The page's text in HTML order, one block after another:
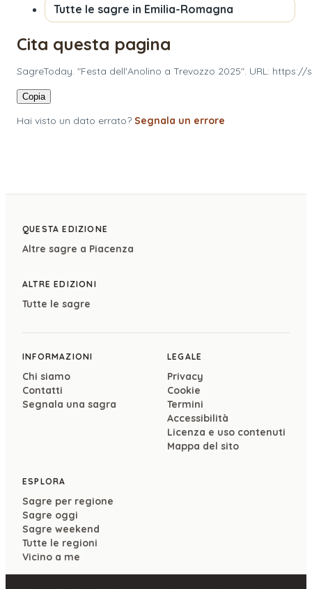
Tutte le sagre in Emilia-Romagna
Cita questa pagina
SagreToday. "Festa dell'Anolino a Trevozzo 2025". URL:
Copia
Hai visto un dato errato? Segnala un errore
QUESTA EDIZIONE
Altre sagre a Piacenza
ALTRE EDIZIONI
Tutte le sagre
INFORMAZIONI
Chi siamo
Contatti
Segnala una sagra
LEGALE
Privacy
Cookie
Termini
Accessibilità
Licenza e uso contenuti
Mappa del sito
ESPLORA
Sagre per regione
Sagre oggi
Sagre weekend
Tutte le regioni
Vicino a me